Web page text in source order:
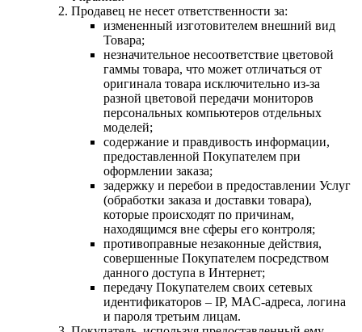
Продавец не несет ответственности за:
измененный изготовителем внешний вид
Товара;
незначительное несоответствие цветовой
гаммы товара, что может отличаться от
оригинала товара исключительно из-за
разной цветовой передачи мониторов
персональных компьютеров отдельных
моделей;
содержание и правдивость информации,
предоставленной Покупателем при
оформлении заказа;
задержку и перебои в предоставлении Услуг
(обработки заказа и доставки товара),
которые происходят по причинам,
находящимся вне сферы его контроля;
противоправные незаконные действия,
совершенные Покупателем посредством
данного доступа в Интернет;
передачу Покупателем своих сетевых
идентификаторов – IP, MAC-адреса, логина
и пароля третьим лицам.